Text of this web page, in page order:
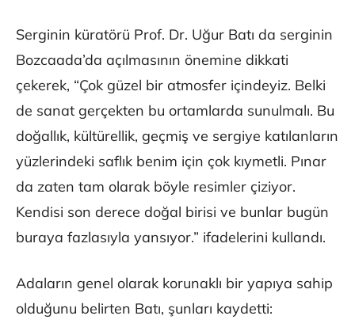
Serginin küratörü Prof. Dr. Uğur Batı da serginin
Bozcaada’da açılmasının önemine dikkati
çekerek, “Çok güzel bir atmosfer içindeyiz. Belki
de sanat gerçekten bu ortamlarda sunulmalı. Bu
doğallık, kültürellik, geçmiş ve sergiye katılanların
yüzlerindeki saflık benim için çok kıymetli. Pınar
da zaten tam olarak böyle resimler çiziyor.
Kendisi son derece doğal birisi ve bunlar bugün
buraya fazlasıyla yansıyor.” ifadelerini kullandı.
Adaların genel olarak korunaklı bir yapıya sahip
olduğunu belirten Batı, şunları kaydetti: